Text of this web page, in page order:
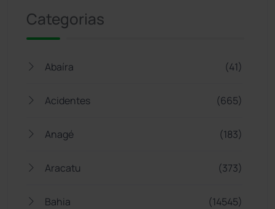
Categorias
Abaíra (41)
Acidentes (665)
Anagé (183)
Aracatu (373)
Bahia (14545)